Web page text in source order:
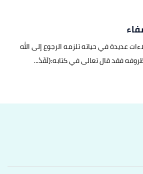
عديدة في حياته تلزمه الرجوع إلى الله
فقد قال تعالى في كتابه:{لَقَدْ...